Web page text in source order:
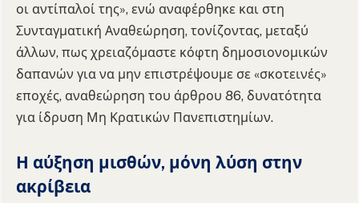
οι αντίπαλοί της», ενώ αναφέρθηκε και στη
Συνταγματική Αναθεώρηση, τονίζοντας, μεταξύ
άλλων, πως χρειαζόμαστε κόφτη δημοσιονομικών
δαπανών για να μην επιστρέψουμε σε «σκοτεινές»
εποχές, αναθεώρηση του άρθρου 86, δυνατότητα
για ίδρυση Μη Κρατικών Πανεπιστημίων.
Η αύξηση μισθών, μόνη λύση στην
ακρίβεια